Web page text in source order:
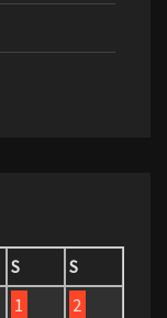
S
S
1
2